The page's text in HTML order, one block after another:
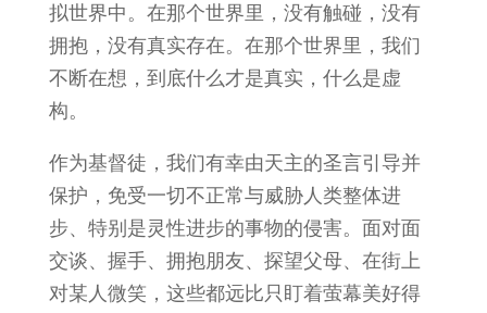
拟世界中。在那个世界里，没有触碰，没有
拥抱，没有真实存在。在那个世界里，我们
不断在想，到底什么才是真实，什么是虚
构。
作为基督徒，我们有幸由天主的圣言引导并
保护，免受一切不正常与威胁人类整体进
步、特别是灵性进步的事物的侵害。面对面
交谈、握手、拥抱朋友、探望父母、在街上
对某人微笑，这些都远比只盯着萤幕美好得